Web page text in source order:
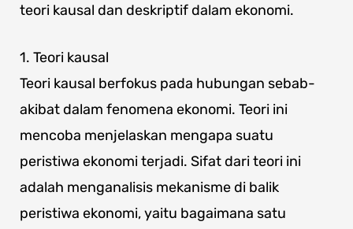
teori kausal dan deskriptif dalam ekonomi.
1. Teori kausal
Teori kausal berfokus pada hubungan sebab-
akibat dalam fenomena ekonomi. Teori ini
mencoba menjelaskan mengapa suatu
peristiwa ekonomi terjadi. Sifat dari teori ini
adalah menganalisis mekanisme di balik
peristiwa ekonomi, yaitu bagaimana satu